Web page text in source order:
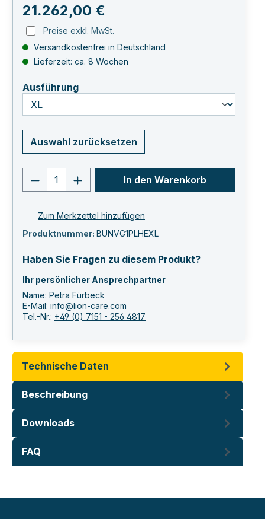
Regulärer Preis:
21.262,00 €
Preise exkl. MwSt.
Versandkostenfrei in Deutschland
Lieferzeit: ca. 8 Wochen
Ausführungauswählen
Auswahl zurücksetzen
Produkt Anzahl: Gib den
In den Warenkorb
Zum Merkzettel hinzufügen
Produktnummer: BUNVG1PLHEXL
Haben Sie Fragen zu diesem Produkt?
Ihr persönlicher Ansprechpartner
Name: Petra Fürbeck
E-Mail: info@lion-care.com
Tel.-Nr.: +49 (0) 7151 - 256 4817
Technische Daten
Beschreibung
Downloads
FAQ